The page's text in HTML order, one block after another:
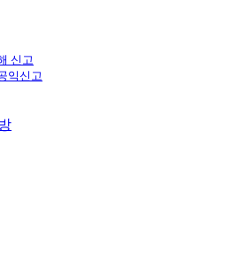
신고
익신고